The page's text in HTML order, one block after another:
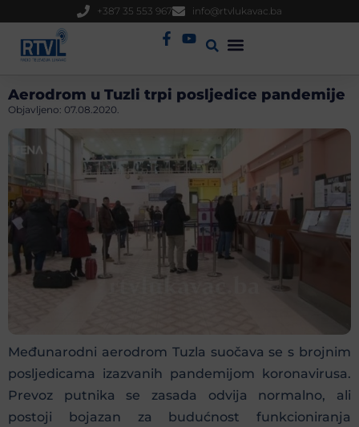
+387 35 553 967 info@rtvlukavac.ba
Aerodrom u Tuzli trpi posljedice pandemije
Objavljeno: 07.08.2020.
Međunarodni aerodrom Tuzla suočava se s brojnim
posljedicama izazvanih pandemijom koronavirusa.
Prevoz putnika se zasada odvija normalno, ali
postoji bojazan za budućnost funkcioniranja